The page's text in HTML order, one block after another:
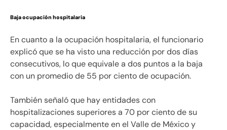
Baja ocupación hospitalaria
En cuanto a la ocupación hospitalaria, el funcionario
explicó que se ha visto una reducción por dos días
consecutivos, lo que equivale a dos puntos a la baja
con un promedio de 55 por ciento de ocupación.
También señaló que hay entidades con
hospitalizaciones superiores a 70 por ciento de su
capacidad, especialmente en el Valle de México y